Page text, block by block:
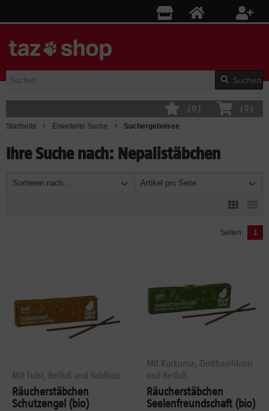
Suchen
( 0 )
( 0 )
Startseite Erweiterte Suche Suchergebnisse
Ihre Suche nach: Nepalistäbchen
Sortieren nach ... Artikel pro Seite
Seiten: 1
Mit Tulsi, Beifuß und Saldhup
Räucherstäbchen
Schutzengel (bio)
Mit Kurkuma, Zimtbasilikum
und Beifuß
Räucherstäbchen
Seelenfreundschaft (bio)